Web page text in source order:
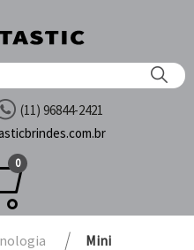
(11) 96844-2421
0
Mini